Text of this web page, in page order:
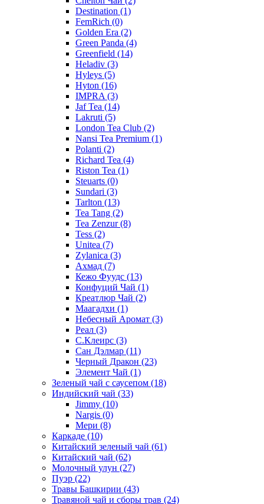
Destination (1)
FemRich (0)
Golden Era (2)
Green Panda (4)
Greenfield (14)
Heladiv (3)
Hyleys (5)
Hyton (16)
IMPRA (3)
Jaf Tea (14)
Lakruti (5)
London Tea Club (2)
Nansi Tea Premium (1)
Polanti (2)
Richard Tea (4)
Riston Tea (1)
Steuarts (0)
Sundari (3)
Tarlton (13)
Tea Tang (2)
Tea Zenzur(8)
Tess (2)
Unitea (7)
Zylanica (3)
Ахмад (7)
Кежо Фуудс (13)
Конфуций Чай (1)
Креатлюр Чай (2)
Маагадхи (1)
Небесный Аромат (3)
Реал (3)
С.Клеирс (3)
Сан Дэлмар (11)
Черный Дракон (23)
Элемент Чай (1)
Зеленый чай с саусепом (18)
Индийский чай (33)
Jimmy (10)
Nargis (0)
Мери (8)
Каркаде (10)
Китайский зеленый чай (61)
Китайский чай (62)
Молочный улун (27)
Пуэр (22)
Травы Башкирии (43)
Травяной чай и сборы трав (24)